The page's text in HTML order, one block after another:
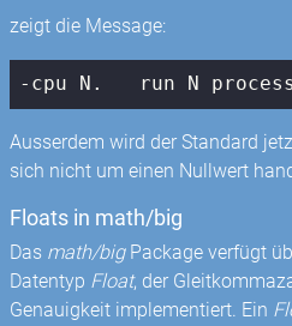
zeigt die Message:
-cpu N.   run N
Ausserdem wird der Standard
sich nicht um einen Nullwert
Floats in math/big
Das math/bigPackage verfügt
Datentyp Float, der
Genauigkeit implementiert. Ein